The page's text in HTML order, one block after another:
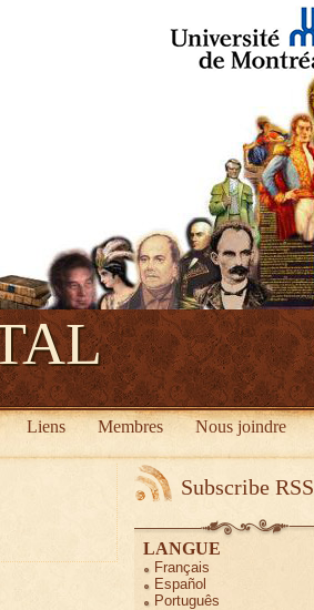
Liens Membres Nous joindre
Subscribe RSS
LANGUE
Français
Español
Português